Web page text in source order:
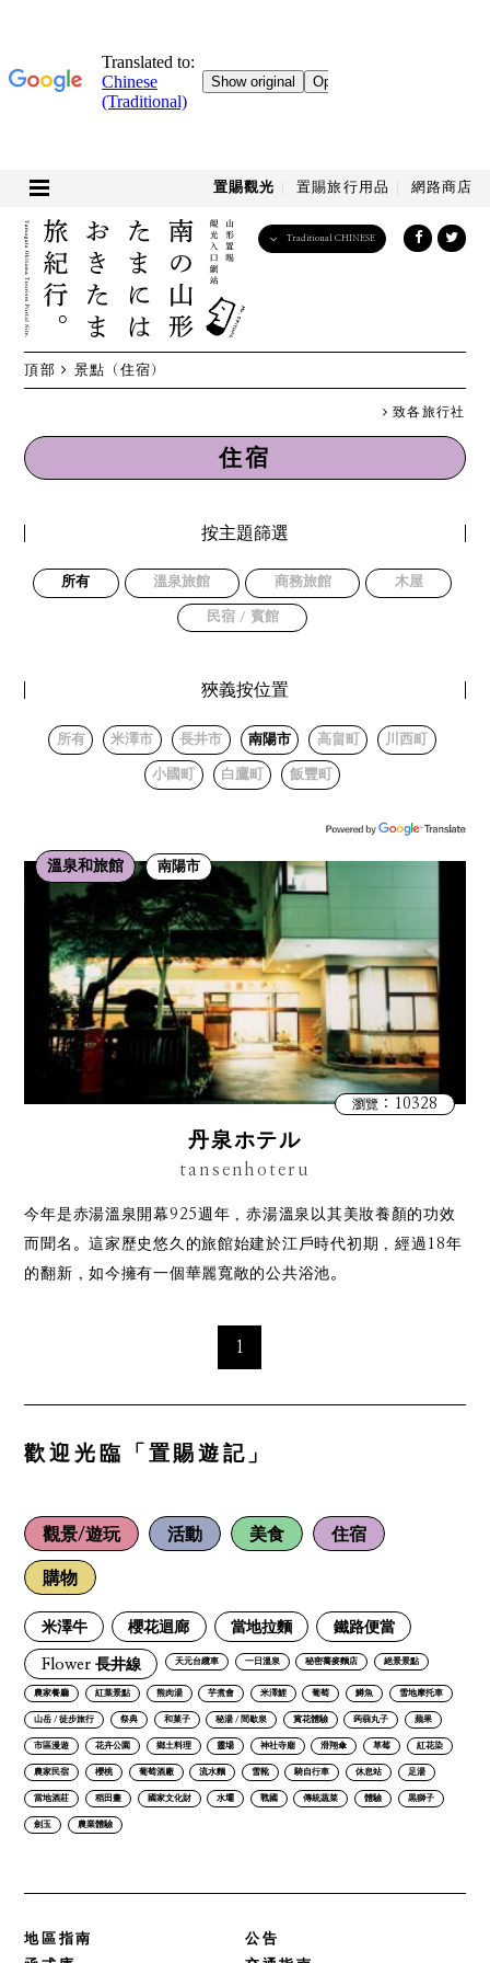
置賜觀光 置賜旅行用品 網路商店
Traditional CHINESE
頂部 景點 （住宿）
致各旅行社
住宿
按主題篩選
所有 溫泉旅館 商務旅館 木屋
民宿 / 賓館
狹義按位置
所有 米澤市 長井市 南陽市 高畠町 川西町
小國町 白鷹町 飯豐町
溫泉和旅館 南陽市
瀏覽：10328
丹泉ホテル
tansenhoteru
今年是赤湯溫泉開幕925週年，赤湯溫泉以其美妝養顏的功效
而聞名。這家歷史悠久的旅館始建於江戶時代初期，經過18年
的翻新，如今擁有一個華麗寬敞的公共浴池。
1
歡迎光臨「置賜遊記」
觀景/遊玩 活動 美食 住宿
購物
米澤牛 櫻花迴廊 當地拉麵 鐵路便當
Flower 長井線 天元台纜車 一日溫泉 秘密蕎麥麵店 絕景景點
農家餐廳 紅葉景點 熊肉湯 芋煮會 米澤鯉 葡萄 鱒魚 雪地摩托車
山岳 / 徒步旅行 祭典 和菓子 秘湯 / 間歇泉 賞花體驗 蒟蒻丸子 蘋果
市區漫遊 花卉公園 鄉土料理 靈場 神社寺廟 滑翔傘 草莓 紅花染
農家民宿 櫻桃 葡萄酒廠 流水麵 雪靴 騎自行車 休息站 足湯
當地酒莊 稻田畫 國家文化財 水壩 戰國 傳統蔬菜 體驗 黒獅子
劍玉 農業體驗
地區指南
公告